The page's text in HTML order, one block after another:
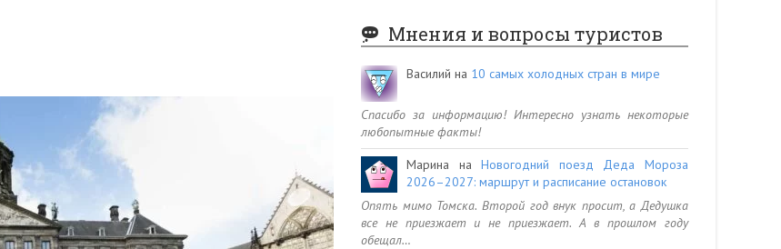
Мнения и вопросы туристов
Василий на 10 самых холодных стран в мире
Спасибо за информацию! Интересно узнать некоторые
любопытные факты!
Марина наНовогодний поезд Деда Мороза
2026–2027: маршрут и расписание остановок
Опять мимо Томска. Второй год внук просит, а Дедушка
все не приезжает и не приезжает. А в прошлом году
обещал…